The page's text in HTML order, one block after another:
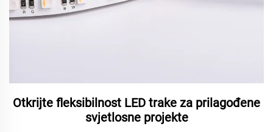
Otkrijte fleksibilnost LED trake za prilagođene
svjetlosne projekte